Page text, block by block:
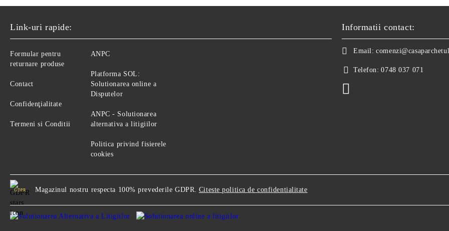
Link-uri rapide:
Formular pentru
returnare produse
Contact
Confidenţialitate
Termeni si Conditii
ANPC
Platforma SOL:
Solutionarea online a
Disputelor
ANPC - Solutionarea
alternativa a litigiilor
Politica privind fisierele
cookies
Informatii contact:
Email:
Telefon: 0748 037 071
GDPR Magazinul nostru respecta 100% prevederile GDPR. Citeste politica de confidentialitate